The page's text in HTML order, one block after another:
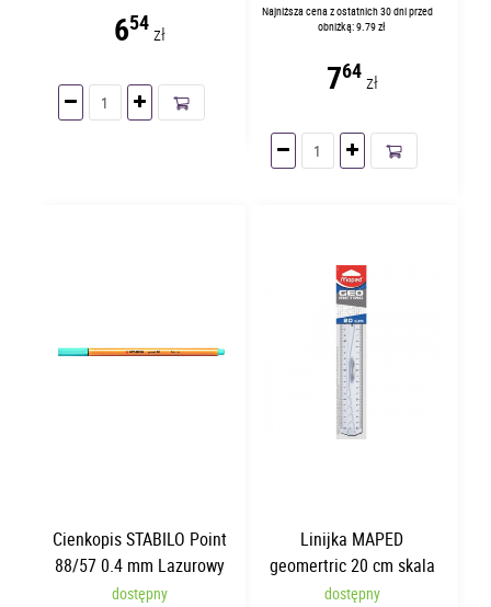
654zł
Najniższa cena z ostatnich 30 dni przed
obniżką: 9.79 zł
764zł
Cienkopis STABILO Point
88/57 0.4 mm Lazurowy
dostępny
Linijka MAPED
geomertric 20 cm skala
po obu stronach z
dostępny